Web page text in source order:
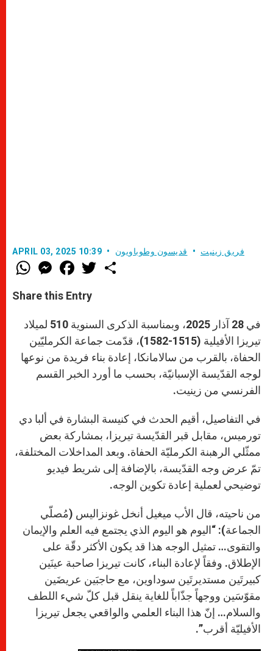
APRIL 03, 2025 10:39 فريق زينيت قديسون وطوباويون
W
h
t
s
p
p
M
e
s
e
g
e
r
F
a
e
b
k
w
r
Share this Entry
في 28 آذار 2025، وبمناسبة الذكرى السنوية 510 لميلاد
تيريزا الأفيلية (1515-1582)، قدّمت جماعة الكرمليّين
الحفاة، بالقرب من سالامانكا، إعادة بناء فريدة من نوعها
لوجه القدّيسة الإسبانيّة، بحسب ما أورد الخبر القسم
الفرنسي من زينيت.
في التفاصيل، أقيم الحدث في كنيسة البشارة في ألبا دي
تورميس، مقابل قبر القدّيسة تيريزا، بمشاركة بعض
ممثّلي الرهبنة الكرمليّة الحفاة. وبعد المداخلات المختلفة،
تمّ عرض وجه القدّيسة، بالإضافة إلى شريط فيديو
توضيحي لعملية إعادة تكوين الوجه.
من ناحيته، قال الأب ميغيل أنخل غونزاليس (مُصلّي
الجماعة): “اليوم هو اليوم الذي يجتمع فيه العلم والإيمان
والتقوى… تمثيل الوجه هذا قد يكون الأكثر دقّة على
الإطلاق. وفقاً لإعادة البناء، كانت تيريزا صاحبة عينَين
كبيرتَين مستديرتَين سوداوين، مع حاجبَين عريضَين
مقوّسَين ووجهاً جذّاباً للغاية ينقل قبل كلّ شيء اللطف
والسلام… إنّ هذا البناء العلمي والواقعي يجعل تيريزا
الأفيليّة أقرب”.